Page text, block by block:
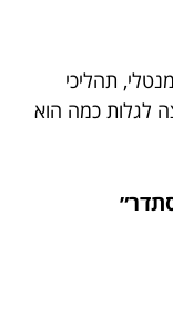
תהליכי
לגלות כמה הוא